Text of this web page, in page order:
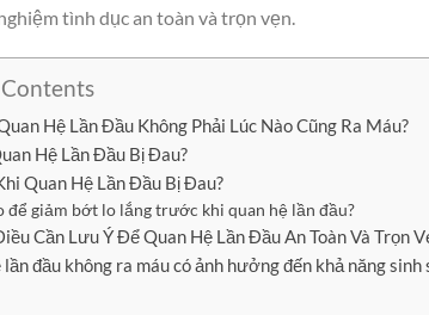
tình dục an toàn và trọn vẹn.
Hệ Lần Đầu Không Phải Lúc Nào Cũng Ra Máu?
Hệ Lần Đầu Bị Đau?
Quan Hệ Lần Đầu Bị Đau?
để giảm bớt lo lắng trước khi quan hệ lần đầu?
Cần Lưu Ý Để Quan Hệ Lần Đầu An Toàn Và Trọn
lần đầu không ra máu có ảnh hưởng đến khả năng sinh